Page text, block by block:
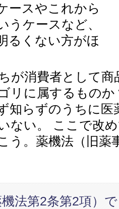
ースやこれから
うケースなど、
るくない方がほ
が消費者として
リに属するもの
知らずのうちに医
ない。 ここで改
う。薬機法（旧薬
法第2条第2項）